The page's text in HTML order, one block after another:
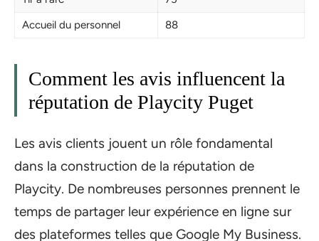
Accueil du personnel
88
Comment les avis influencent la
réputation de Playcity Puget
Les avis clients jouent un rôle fondamental
dans la construction de la réputation de
Playcity. De nombreuses personnes prennent le
temps de partager leur expérience en ligne sur
des plateformes telles que Google My Business.